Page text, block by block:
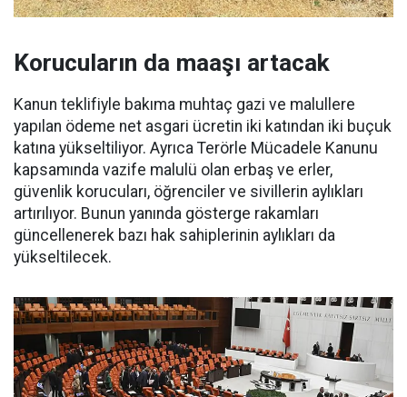
Korucuların da maaşı artacak
Kanun teklifiyle bakıma muhtaç gazi ve malullere
yapılan ödeme net asgari ücretin iki katından iki buçuk
katına yükseltiliyor. Ayrıca Terörle Mücadele Kanunu
kapsamında vazife malulü olan erbaş ve erler,
güvenlik korucuları, öğrenciler ve sivillerin aylıkları
artırılıyor. Bunun yanında gösterge rakamları
güncellenerek bazı hak sahiplerinin aylıkları da
yükseltilecek.